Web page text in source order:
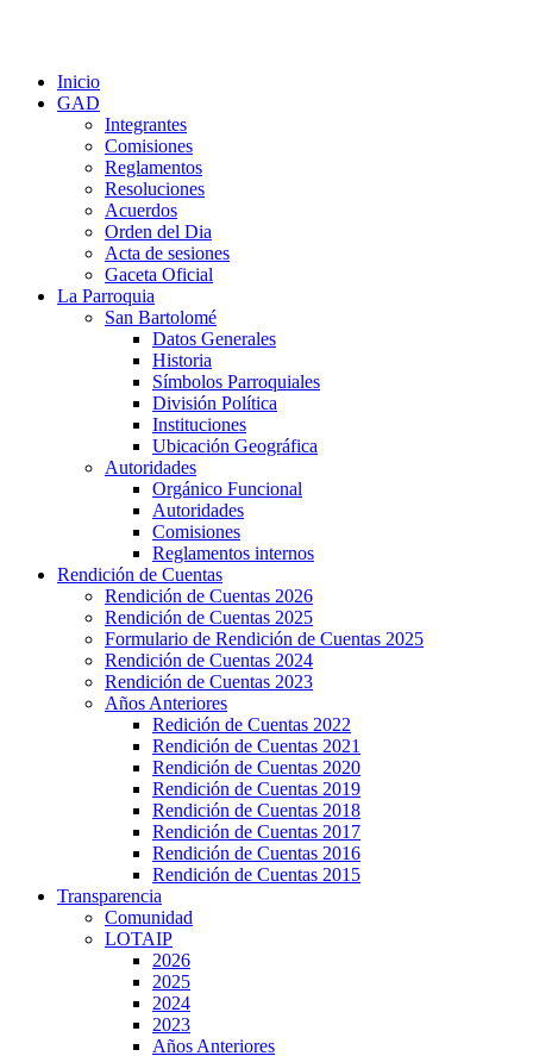
Inicio
GAD
Integrantes
Comisiones
Reglamentos
Resoluciones
Acuerdos
Orden del Dia
Acta de sesiones
Gaceta Oficial
La Parroquia
San Bartolomé
Datos Generales
Historia
Símbolos Parroquiales
División Política
Instituciones
Ubicación Geográfica
Autoridades
Orgánico Funcional
Autoridades
Comisiones
Reglamentos internos
Rendición de Cuentas
Rendición de Cuentas 2026
Rendición de Cuentas 2025
Formulario de Rendición de Cuentas 2025
Rendición de Cuentas 2024
Rendición de Cuentas 2023
Años Anteriores
Redición de Cuentas 2022
Rendición de Cuentas 2021
Rendición de Cuentas 2020
Rendición de Cuentas 2019
Rendición de Cuentas 2018
Rendición de Cuentas 2017
Rendición de Cuentas 2016
Rendición de Cuentas 2015
Transparencia
Comunidad
LOTAIP
2026
2025
2024
2023
Años Anteriores